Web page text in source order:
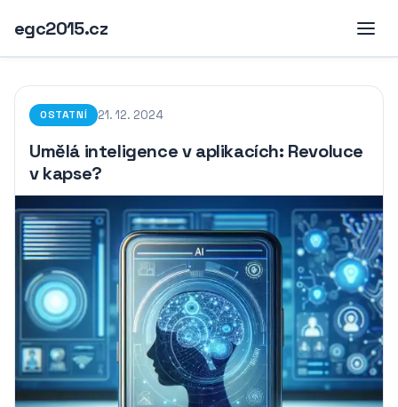
egc2015.cz
OSTATNÍ 21. 12. 2024
Umělá inteligence v aplikacích: Revoluce
v kapse?